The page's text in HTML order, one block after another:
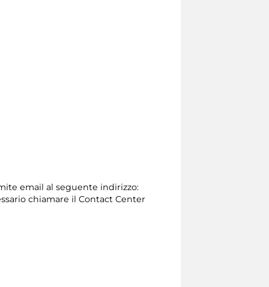
email al seguente indirizzo:
chiamare il Contact Center